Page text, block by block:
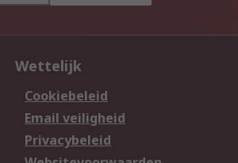
Wettelijk
Cookiebeleid
Email veiligheid
Privacybeleid